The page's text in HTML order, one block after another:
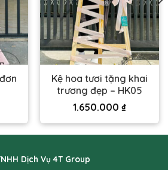
Kệ hoa tươi tặng khai
trương đẹp – HK05
1.650.000 ₫
Dịch Vụ 4T Group